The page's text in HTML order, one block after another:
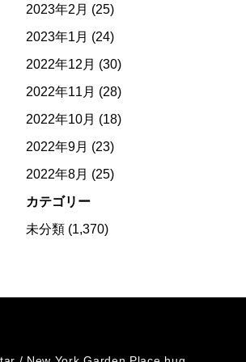
2023年2月 (25)
2023年1月 (24)
2022年12月 (30)
2022年11月 (28)
2022年10月 (18)
2022年9月 (23)
2022年8月 (25)
カテゴリー
未分類(1,370)